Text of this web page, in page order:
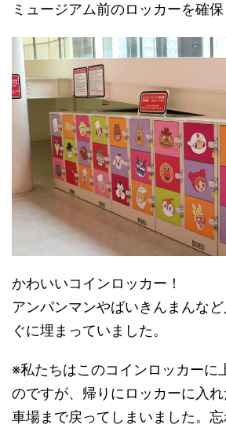
ミュージアム前のロッカーを確保
かわいいコインロッカー！
アンパンマンやばいきんまんな
ぐに埋まっていました。
※私たちはこのコインロッカーに
のですが、帰りにロッカーに入
車場まで戻ってしまいました。